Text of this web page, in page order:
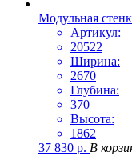
Модульная
Артикул:
20522
Ширина:
2670
Глубина:
370
Высота:
1862
37 830 р. В